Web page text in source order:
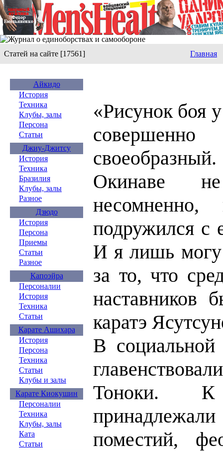
Статей на сайте [17561] Главная
Айкидо
История
Техника
Клубы, залы
Персона
Статьи
Джиу-Джитсу
История
Техника
Бразилия
Клубы, залы
Разное
Дзюдо
История
Персона
Приемы
Статьи
Разное
Капоэйра
Персоналии
История
Техника
Статьи
Карате Ашихара
История
Персона
Техника
Статьи
Клубы и залы
Карате Киокушин
Персоналии
Техника
Клубы, залы
Ката
Статьи
«Рисунок боя
Окинаве
подружился с
И я лишь могу
за то, что
наставников
каратэ
В
Тоноки.
поместий,